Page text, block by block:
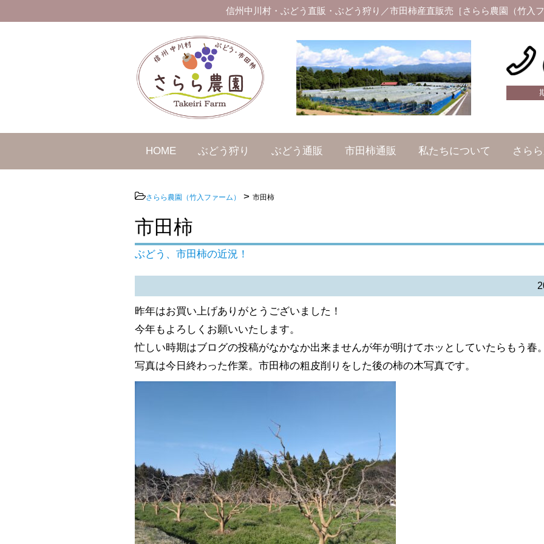
信州中川村・ぶどう直販・ぶどう狩り／市田柿産直販売［さらら農園（竹入フ
HOME ぶどう狩り ぶどう通販 市田柿通販 私たちについて さら
さらら農園（竹入ファーム） > 市田柿
市田柿
ぶどう、市田柿の近況！
昨年はお買い上げありがとうございました！
今年もよろしくお願いいたします。
忙しい時期はブログの投稿がなかなか出来ませんが年が明けてホッとしていたらもう春。
写真は今日終わった作業。市田柿の粗皮削りをした後の柿の木写真です。